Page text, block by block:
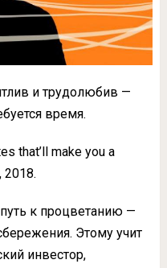
и трудолюбив —
время.
that’ll make you a
2018.
к процветанию —
Этому учит
инвестор,